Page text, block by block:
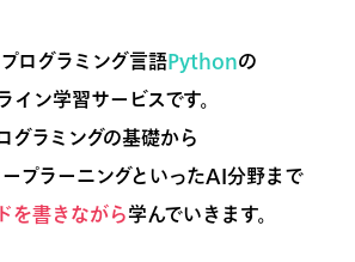
ログラミング言語Pythonの
イン学習サービスです。
グラミングの基礎から
プラーニングといったAI分野まで
を書きながら学んでいきます。